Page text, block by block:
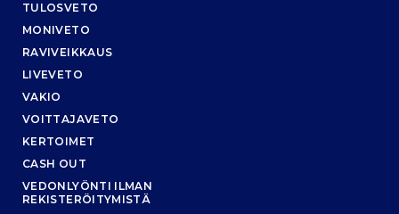
TULOSVETO
MONIVETO
RAVIVEIKKAUS
LIVEVETO
VAKIO
VOITTAJAVETO
KERTOIMET
CASH OUT
VEDONLYÖNTI ILMAN
REKISTERÖITYMISTÄ